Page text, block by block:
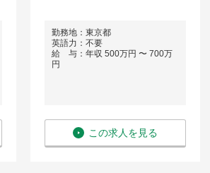
勤務地：東京都
英語力：不要
給 与：年収 500万円 〜 700万
円
この求人を見る